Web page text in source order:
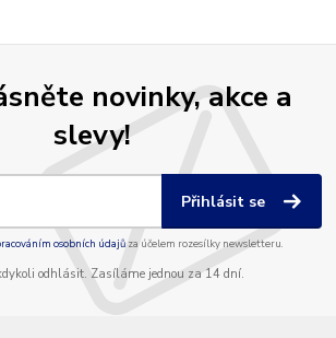
novinky, akce a
slevy!
Přihlásit se
osobních údajůza účelem rozesílky newsletteru.
odhlásit. Zasíláme jednou za 14 dní.